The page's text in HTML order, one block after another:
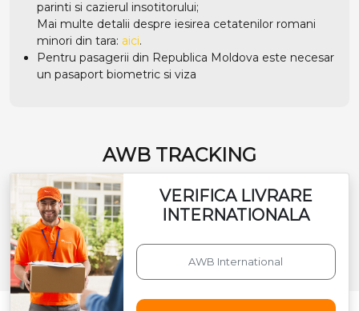
parinti si cazierul insotitorului;
Mai multe detalii despre iesirea cetatenilor romani
minori din tara: aici.
Pentru pasagerii din Republica Moldova este necesar
un pasaport biometric si viza
AWB TRACKING
VERIFICA LIVRARE
INTERNATIONALA